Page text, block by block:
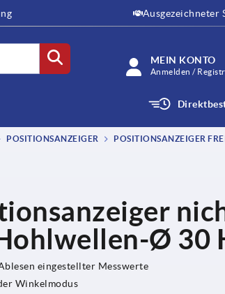
Ausgezeichneter
MEIN KONTO
Anmelden /
POSITIONSANZEIGER
POSITIONSANZEIGER
Ø 30
eingestellter Messwerte
Winkelmodus